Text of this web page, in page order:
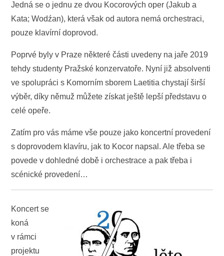
Jedná se o jednu ze dvou Kocorových oper (Jakub a
Kata; Wodźan), která však od autora nemá orchestraci,
pouze klavírní doprovod.
Poprvé byly v Praze některé části uvedeny na jaře 2019
tehdy studenty Pražské konzervatoře. Nyní již absolventi
ve spolupráci s Komorním sborem Laetitia chystají širší
výběr, díky němuž můžete získat ještě lepší představu o
celé opeře.
Zatím pro vás máme vše pouze jako koncertní provedení
s doprovodem klavíru, jak to Kocor napsal. Ale třeba se
povede v dohledné době i orchestrace a pak třeba i
scénické provedení…
Koncert se
koná
v rámci
projektu